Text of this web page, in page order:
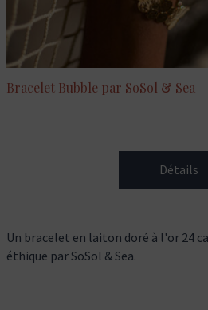
Bracelet Bubble par SoSol & Sea
Détails
Un bracelet en laiton doré à l'or 24
éthique par SoSol & Sea.